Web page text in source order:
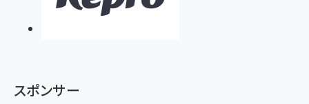
スポンサー